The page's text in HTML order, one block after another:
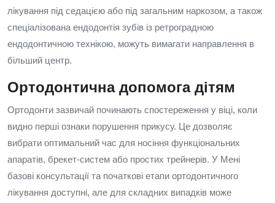
лікування під седацією або під загальним наркозом, а також
спеціалізована ендодонтія зубів із ретроградною
ендодонтичною технікою, можуть вимагати направлення в
більший центр.
Ортодонтична допомога дітям
Ортодонти зазвичай починають спостереження у віці, коли
видно перші ознаки порушення прикусу. Це дозволяє
вибрати оптимальний час для носіння функціональних
апаратів, брекет-систем або простих трейнерів. У Мені
базові консультації та початкові етапи ортодонтичного
лікування доступні, але для складних випадків може